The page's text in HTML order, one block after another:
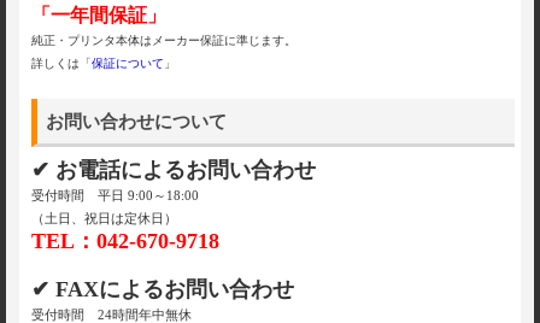
「一年間保証」
純正・プリンタ本体はメーカー保証に準じます。
詳しくは「保証について 」
お問い合わせについて
✔ お電話によるお問い合わせ
受付時間 平日 9:00～18:00
（土日、祝日は定休日）
TEL：042-670-9718
✔ FAXによるお問い合わせ
受付時間 24時間年中無休